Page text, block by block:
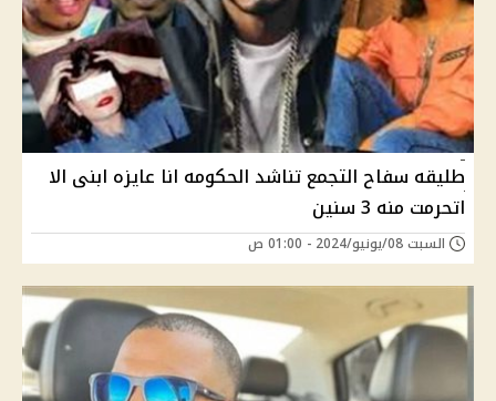
طليقه سفاح التجمع تناشد الحكومه انا عايزه ابنى الا
اتحرمت منه 3 سنين
السبت 08/يونيو/2024 - 01:00 ص